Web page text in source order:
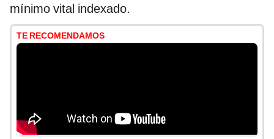
mínimo vital indexado.
TE RECOMENDAMOS